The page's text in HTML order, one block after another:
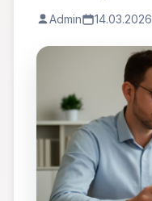
Admin 14.03.2026